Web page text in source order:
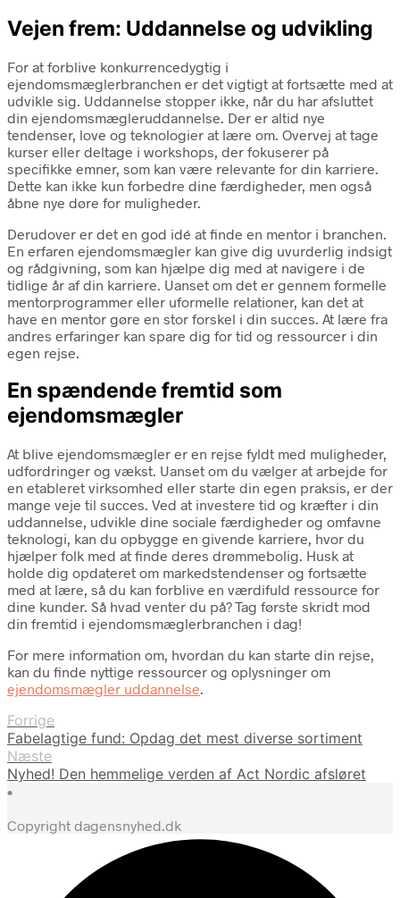
Vejen frem: Uddannelse og udvikling
For at forblive konkurrencedygtig i
ejendomsmæglerbranchen er det vigtigt at fortsætte med at
udvikle sig. Uddannelse stopper ikke, når du har afsluttet
din ejendomsmægleruddannelse. Der er altid nye
tendenser, love og teknologier at lære om. Overvej at tage
kurser eller deltage i workshops, der fokuserer på
specifikke emner, som kan være relevante for din karriere.
Dette kan ikke kun forbedre dine færdigheder, men også
åbne nye døre for muligheder.
Derudover er det en god idé at finde en mentor i branchen.
En erfaren ejendomsmægler kan give dig uvurderlig indsigt
og rådgivning, som kan hjælpe dig med at navigere i de
tidlige år af din karriere. Uanset om det er gennem formelle
mentorprogrammer eller uformelle relationer, kan det at
have en mentor gøre en stor forskel i din succes. At lære fra
andres erfaringer kan spare dig for tid og ressourcer i din
egen rejse.
En spændende fremtid som
ejendomsmægler
At blive ejendomsmægler er en rejse fyldt med muligheder,
udfordringer og vækst. Uanset om du vælger at arbejde for
en etableret virksomhed eller starte din egen praksis, er der
mange veje til succes. Ved at investere tid og kræfter i din
uddannelse, udvikle dine sociale færdigheder og omfavne
teknologi, kan du opbygge en givende karriere, hvor du
hjælper folk med at finde deres drømmebolig. Husk at
holde dig opdateret om markedstendenser og fortsætte
med at lære, så du kan forblive en værdifuld ressource for
dine kunder. Så hvad venter du på? Tag første skridt mod
din fremtid i ejendomsmæglerbranchen i dag!
For mere information om, hvordan du kan starte din rejse,
kan du finde nyttige ressourcer og oplysninger om
ejendomsmægler uddannelse.
Forrige
Fabelagtige fund: Opdag det mest diverse sortiment
Næste
Nyhed! Den hemmelige verden af Act Nordic afsløret
•
Copyright dagensnyhed.dk